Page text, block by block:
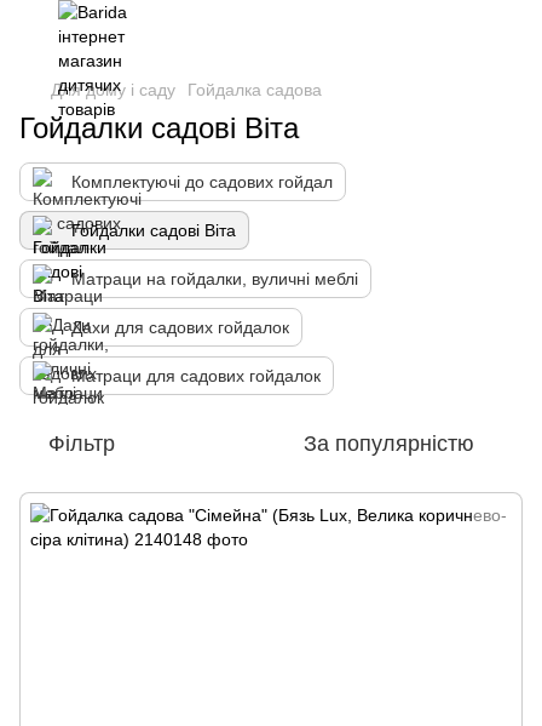
Для дому і саду Гойдалка садова
Гойдалки садові Віта
Комплектуючі до садових гойдал
Гойдалки садові Віта
Матраци на гойдалки, вуличні меблі
Дахи для садових гойдалок
Матраци для садових гойдалок
Фільтр За популярністю